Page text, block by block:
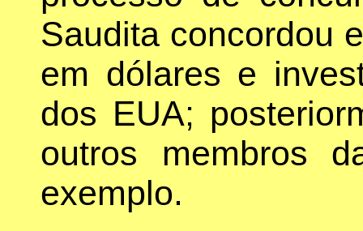
Saudita concordou
em dólares e
dos EUA;
outros membros
exemplo.